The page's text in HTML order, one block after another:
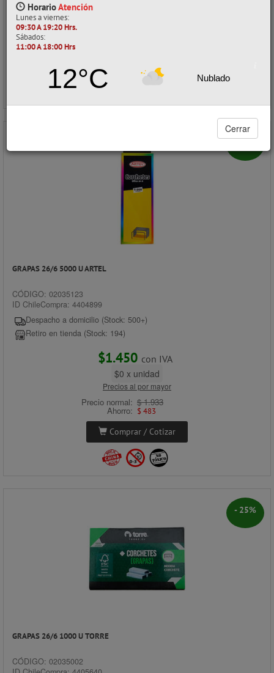
HorarioAtención
Lunes a viernes:
09:30 A 19:20 Hrs.
Sábados:
11:00 A 18:00 Hrs
12°C Nublado
Cerrar
GRAPAS 26/6 5000 U ARTEL
CÓDIGO: 02035123
ID ChileCompra: 4404899
Despacho a domicilio (Stock: 500+)
Retiro en tienda (Stock: 194)
$1.450 con IVA
$0 x unidad
Precios al por mayor
Precio normal: $ 1.933
Ahorro: $ 483
Comprar / Cotizar
- 25%
GRAPAS 26/6 1000 U TORRE
CÓDIGO: 02035002